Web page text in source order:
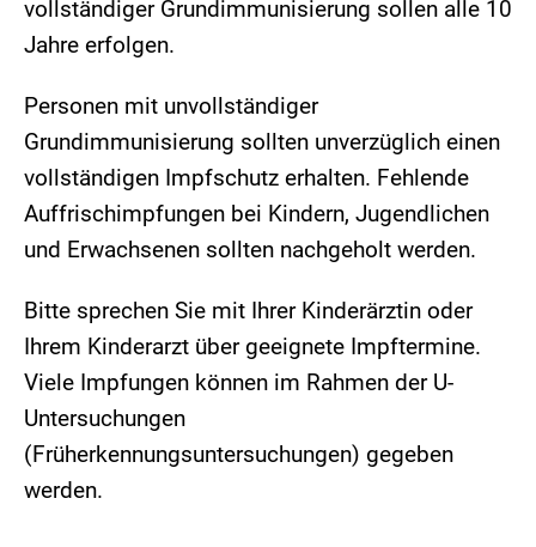
vollständiger Grundimmunisierung sollen alle 10
Jahre erfolgen.
Personen mit unvollständiger
Grundimmunisierung sollten unverzüglich einen
vollständigen Impfschutz erhalten. Fehlende
Auffrischimpfungen bei Kindern, Jugendlichen
und Erwachsenen sollten nachgeholt werden.
Bitte sprechen Sie mit Ihrer Kinderärztin oder
Ihrem Kinderarzt über geeignete Impftermine.
Viele Impfungen können im Rahmen der U-
Untersuchungen
(Früherkennungsuntersuchungen) gegeben
werden.